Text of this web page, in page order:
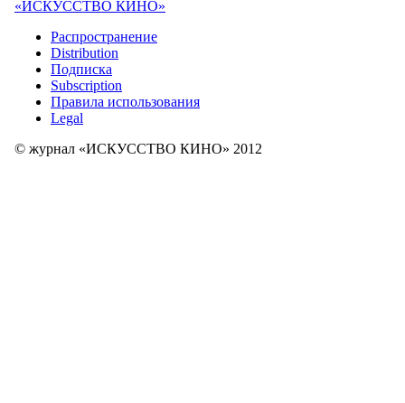
«ИСКУССТВО КИНО»
Распространение
Distribution
Подписка
Subscription
Правила использования
Legal
© журнал «ИСКУССТВО КИНО» 2012